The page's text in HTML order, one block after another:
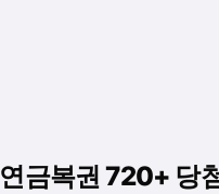
연금복권 720+ 당